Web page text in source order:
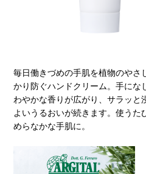
毎日働きづめの手肌を植物のやさ
かり防ぐハンドクリーム。手にな
わやかな香りが広がり、サラッと
よいうるおいが続きます。使うた
めらなかな手肌に。